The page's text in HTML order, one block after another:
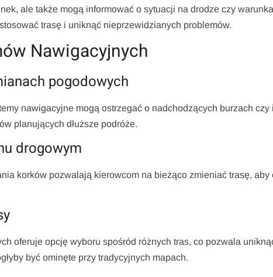
ale także mogą informować o sytuacji na drodze czy
trasę i uniknąć nieprzewidzianych problemów.
Nawigacyjnych
pogodowych
nawigacyjne mogą ostrzegać o nadchodzących burzach
planujących dłuższe podróże.
drogowym
korków pozwalają kierowcom na bieżąco zmieniać trasę, aby
oferuje opcję wyboru spośród różnych tras, co pozwala
być ominęte przy tradycyjnych mapach.